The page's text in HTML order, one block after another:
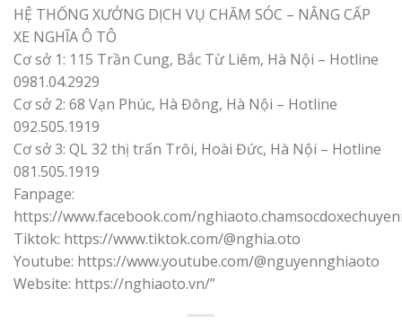
HỆ THỐNG XƯỞNG DỊCH VỤ CHĂM SÓC – NÂNG CẤP
XE NGHĨA Ô TÔ
Cơ sở 1: 115 Trần Cung, Bắc Từ Liêm, Hà Nội – Hotline
0981.04.2929
Cơ sở 2: 68 Vạn Phúc, Hà Đông, Hà Nội – Hotline
092.505.1919
Cơ sở 3: QL 32 thị trấn Trôi, Hoài Đức, Hà Nội – Hotline
081.505.1919
Fanpage:
https://www.facebook.com/
Tiktok: https://www.tiktok.com/@nghia.oto
Youtube: https://www.youtube.com/@nguyennghiaoto
Website: https://nghiaoto.vn/”